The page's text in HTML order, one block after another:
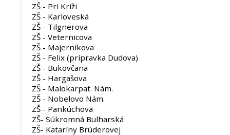
ZŠ - Pri Kríži
ZŠ - Karloveská
ZŠ - Tilgnerova
ZŠ - Veternicova
ZŠ - Majerníkova
ZŠ - Felix (prípravka Dudova)
ZŠ - Bukovčana
ZŠ - Hargašova
ZŠ - Malokarpat. Nám.
ZŠ - Nobelovo Nám.
ZŠ - Pankúchova
ZŠ- Súkromná Bulharská
ZŠ- Kataríny Brúderovej